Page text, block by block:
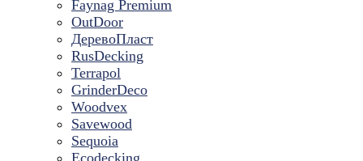
Faynag Premium
OutDoor
ДеревоПласт
RusDecking
Terrapol
GrinderDeco
Woodvex
Savewood
Sequoia
Ecodecking